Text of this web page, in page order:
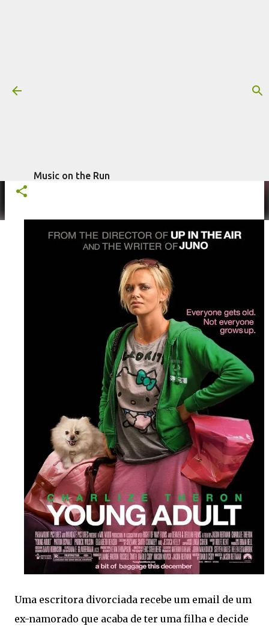
Music on the Run
Trilha sonora: Jovens Adultos, por
Uma escritora divorciada recebe um email de um
ex-namorado que acaba de ter uma filha e decide